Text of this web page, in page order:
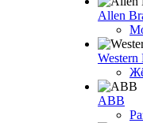
Allen
Western
ABB